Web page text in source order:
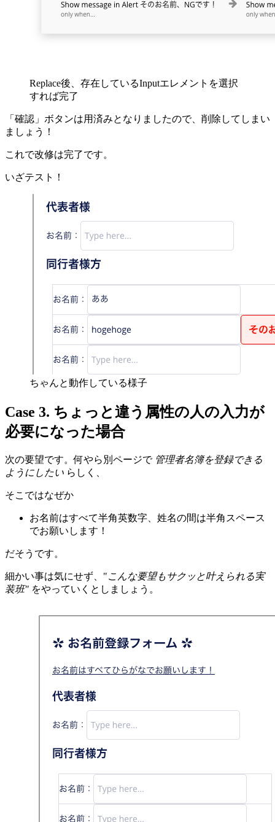
Replace後、存在しているInputエレメントを選択
すれば完了
「確認」ボタンは用済みとなりましたので、削除してしまい
ましょう！
これで改修は完了です。
いざテスト！
ちゃんと動作している様子
Case 3. ちょっと違う属性の人の入力が
必要になった場合
次の要望です。何やら別ページで 管理者名簿を登録できる
ようにしたい らしく、
そこではなぜか
お名前はすべて半角英数字、姓名の間は半角スペース
でお願いします！
だそうです。
細かい事は気にせず、"こんな要望もサクッと叶えられる実
装班" をやっていくとしましょう。